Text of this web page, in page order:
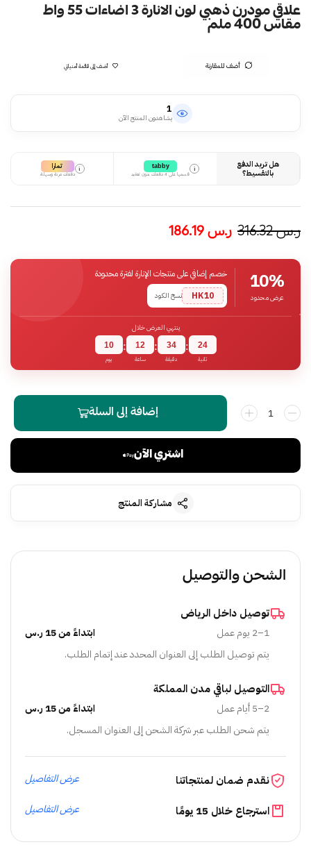
علاقي مودرن ذهبي لون الانارة 3 اضاءات 55 واط
مقاس 400 ملم
أضف للمقارنة أضف إلى قائمة أمنياتي
1
يشاهدون المنتج الآن
هل تريد الدفع
بالتقسيط؟
i
tabby
قسمها على 4 دفعات بدون تعقيد
i تمارا
دفعات مرنة وسهلة
ر.س316.32 ر.س
10%
عرض محدود
خصم إضافي على منتجات الإنارة لفترة محدودة
HK10
نسخ الكود
ينتهي العرض خلال
10
يوم
: 12
ساعة
: 34
دقيقة
: 23
ثانية
إضافة إلى السلة
اشتري الآن
مشاركة المنتج
الشحن والتوصيل
توصيل داخل الرياض
1–2 يوم عمل
ابتداءً من 15 ر.س
يتم توصيل الطلب إلى العنوان المحدد عند إتمام الطلب.
التوصيل لباقي مدن المملكة
2–5 أيام عمل
ابتداءً من 15 ر.س
يتم شحن الطلب عبر شركة الشحن إلى العنوان المسجل.
نقدم ضمان لمنتجاتنا عرض التفاصيل
استرجاع خلال 15 يومًا عرض التفاصيل